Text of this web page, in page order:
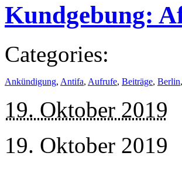
Kundgebung:
Categories:
Ankündigung, Antifa, Aufrufe, Beiträge, Berlin,
19. Oktober 2019
19. Oktober 2019